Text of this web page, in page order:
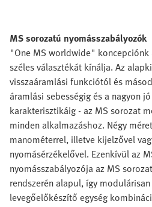
MS sorozatú nyomásszabályozók
"One MS worldwide" koncepciónk
széles választékát kínálja. Az
visszaáramlási funkciótól és
áramlási sebességig és a nagyon
karakterisztikáig - az MS sorozat
minden alkalmazáshoz. Négy
manométerrel, illetve kijelzővel
nyomásérzékelővel. Ezenkívül az
nyomásszabályozója az MS
rendszerén alapul, így
levegőelőkészítő egység